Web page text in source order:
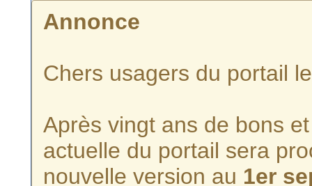
Annonce
Chers usagers du portail
Après vingt ans de bons
actuelle du portail sera
nouvelle version au 1er